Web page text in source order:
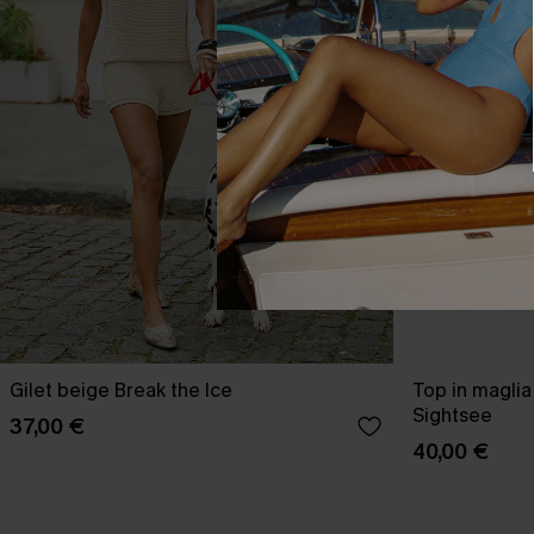
Gilet beige Break the Ice
37,00 €
Top in
Sightsee
40,00 €